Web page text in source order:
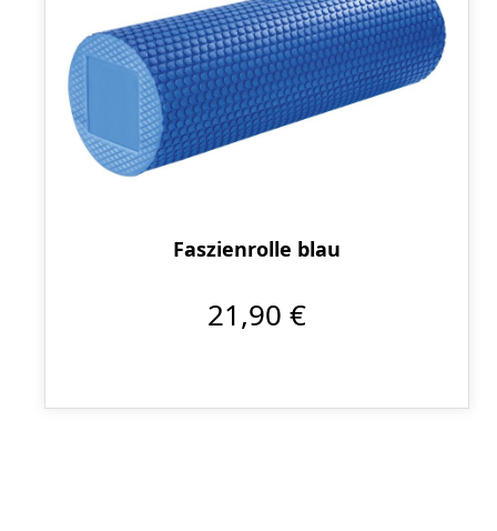
Faszienrolle blau
21,90 €